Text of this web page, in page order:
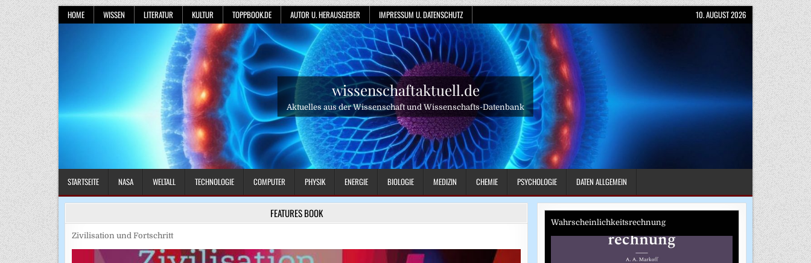
Skip
to
content
HOME WISSEN LITERATUR KULTUR TOPPBOOK.DE AUTOR U. HERAUSGEBER IMPRESSUM U. DATENSCHUTZ 10. AUGUST 2026
wissenschaftaktuell.de
Aktuelles aus der Wissenschaft und Wissenschafts-Datenbank
STARTSEITE NASA WELTALL TECHNOLOGIE COMPUTER PHYSIK ENERGIE BIOLOGIE MEDIZIN CHEMIE PSYCHOLOGIE DATEN ALLGEMEIN
FEATURES BOOK
Zivilisation und Fortschritt
Wahrscheinlichkeitsrechnung